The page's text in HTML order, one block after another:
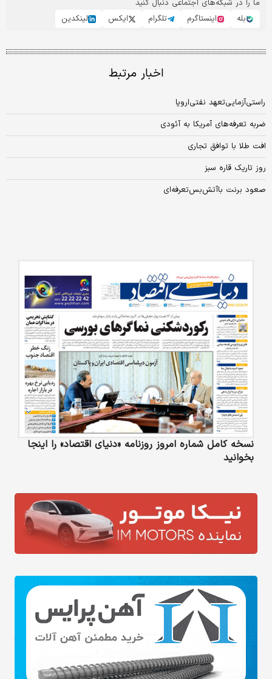
ما را در شبکه‌های اجتماعی دنبال کنید
بله
اینستاگرم تلگرام ایکس لینکدین
اخبار مرتبط
راستی‌آزمایی‌تعهد نفتی‌اروپا
ضربه تعرفه‌های آمریکا به آئودی
افت طلا با توافق تجاری
روز تاریک قاره سبز
صعود برنت با‌آتش‌بس‌تعرفه‌ای
نسخه کامل شماره امروز روزنامه «دنیای‌ اقتصاد» را اینجا
بخوانید